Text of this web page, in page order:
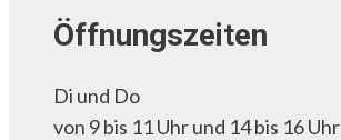
Öffnungszeiten
Di und Do
von 9 bis 11 Uhr und 14 bis 16 Uhr